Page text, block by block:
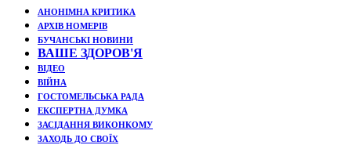
АНОНІМНА КРИТИКА
АРХІВ НОМЕРІВ
БУЧАНСЬКІ НОВИНИ
ВАШЕ ЗДОРОВ'Я
ВІДЕО
ВІЙНА
ГОСТОМЕЛЬСЬКА РАДА
ЕКСПЕРТНА ДУМКА
ЗАСІДАННЯ ВИКОНКОМУ
ЗАХОДЬ ДО СВОЇХ